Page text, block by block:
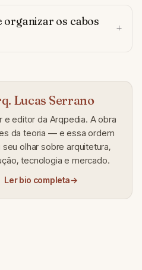
os cabos
Lucas Serrano
e editor da Arqpedia. A obra
da teoria — e essa ordem
olhar sobre arquitetura,
tecnologia e mercado.
Ler bio completa→